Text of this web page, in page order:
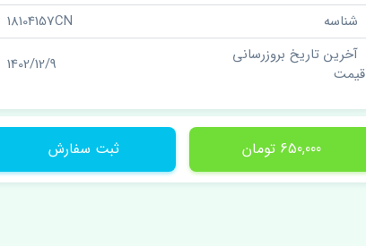
شناسه
18104157CN
آخرین تاریخ بروزرسانی
قیمت
1402/12/9
650,000 تومان ثبت سفارش